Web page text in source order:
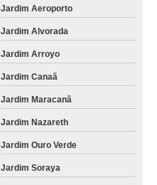
Jardim Aeroporto
Jardim Alvorada
Jardim Arroyo
Jardim Canaã
Jardim Maracanã
Jardim Nazareth
Jardim Ouro Verde
Jardim Soraya